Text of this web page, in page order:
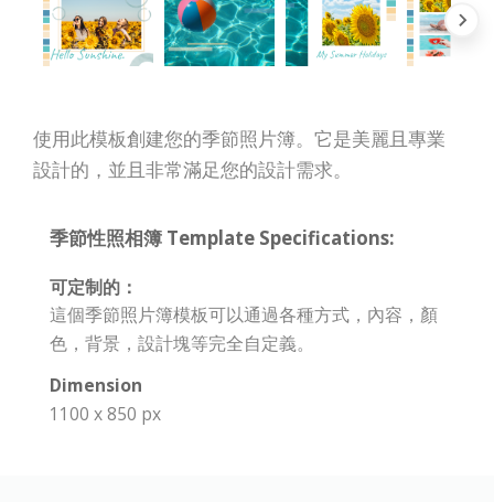
使用此模板創建您的季節照片簿。它是美麗且專業
設計的，並且非常滿足您的設計需求。
季節性照相簿 Template Specifications:
可定制的：
這個季節照片簿模板可以通過各種方式，內容，顏
色，背景，設計塊等完全自定義。
Dimension
1100 x 850 px